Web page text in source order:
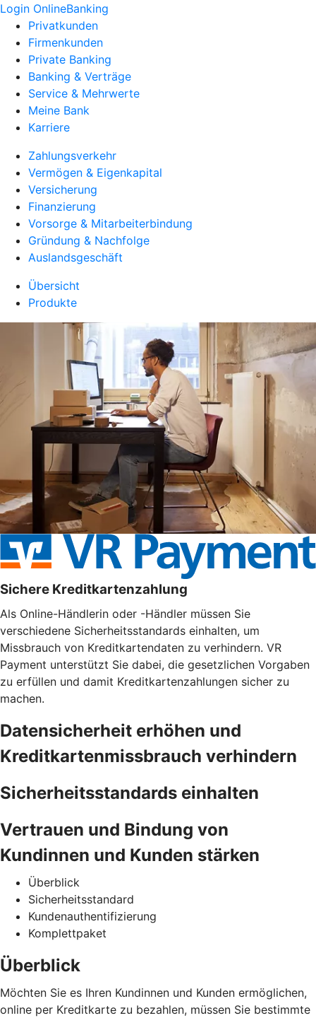
Login OnlineBanking
Privatkunden
Firmenkunden
Private Banking
Banking & Verträge
Service & Mehrwerte
Meine Bank
Karriere
Zahlungsverkehr
Vermögen & Eigenkapital
Versicherung
Finanzierung
Vorsorge & Mitarbeiterbindung
Gründung & Nachfolge
Auslandsgeschäft
Übersicht
Produkte
Sichere Kreditkartenzahlung
Als Online-Händlerin oder -Händler müssen Sie
verschiedene Sicherheitsstandards einhalten, um
Missbrauch von Kreditkartendaten zu verhindern. VR
Payment unterstützt Sie dabei, die gesetzlichen Vorgaben
zu erfüllen und damit Kreditkartenzahlungen sicher zu
machen.
Datensicherheit erhöhen und
Kreditkartenmissbrauch verhindern
Sicherheitsstandards einhalten
Vertrauen und Bindung von
Kundinnen und Kunden stärken
Überblick
Sicherheitsstandard
Kundenauthentifizierung
Komplettpaket
Überblick
Möchten Sie es Ihren Kundinnen und Kunden ermöglichen,
online per Kreditkarte zu bezahlen, müssen Sie bestimmte